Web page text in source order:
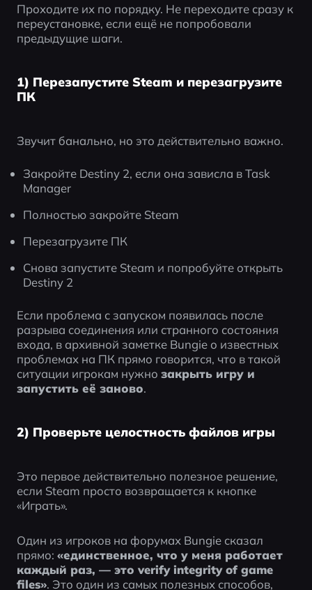
Проходите их по порядку. Не переходите сразу к
переустановке, если ещё не попробовали
предыдущие шаги.
1) Перезапустите Steam и перезагрузите
ПК
Звучит банально, но это действительно важно.
Закройте Destiny 2, если она зависла в Task
Manager
Полностью закройте Steam
Перезагрузите ПК
Снова запустите Steam и попробуйте открыть
Destiny 2
Если проблема с запуском появилась после
разрыва соединения или странного состояния
входа, в архивной заметке Bungie о известных
проблемах на ПК прямо говорится, что в такой
ситуации игрокам нужно закрыть игру и
запустить её заново.
2) Проверьте целостность файлов игры
Это первое действительно полезное решение,
если Steam просто возвращается к кнопке
«Играть».
Один из игроков на форумах Bungie сказал
прямо: «единственное, что у меня работает
каждый раз, — это verify integrity of game
files». Это один из самых полезных способов,